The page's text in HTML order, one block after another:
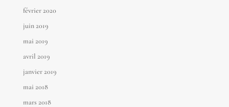
février 2020
juin 2019
mai 2019
avril 2019
janvier 2019
mai 2018
mars 2018